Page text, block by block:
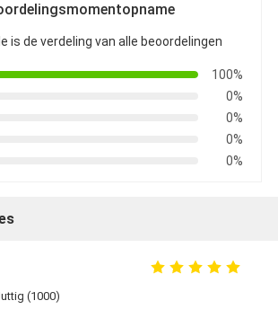
is de verdeling van alle beoordelingen
100%
0%
0%
0%
0%
(1000)